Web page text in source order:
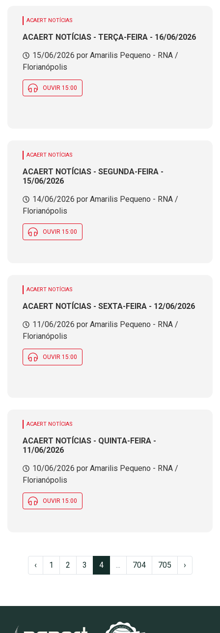
ACAERT NOTÍCIAS
ACAERT NOTÍCIAS - TERÇA-FEIRA - 16/06/2026
15/06/2026 por Amarilis Pequeno - RNA /
Florianópolis
OUVIR 15:00
ACAERT NOTÍCIAS
ACAERT NOTÍCIAS - SEGUNDA-FEIRA -
15/06/2026
14/06/2026 por Amarilis Pequeno - RNA /
Florianópolis
OUVIR 15:00
ACAERT NOTÍCIAS
ACAERT NOTÍCIAS - SEXTA-FEIRA - 12/06/2026
11/06/2026 por Amarilis Pequeno - RNA /
Florianópolis
OUVIR 15:00
ACAERT NOTÍCIAS
ACAERT NOTÍCIAS - QUINTA-FEIRA -
11/06/2026
10/06/2026 por Amarilis Pequeno - RNA /
Florianópolis
OUVIR 15:00
‹ 1 2 3 4 ... 704 705 ›